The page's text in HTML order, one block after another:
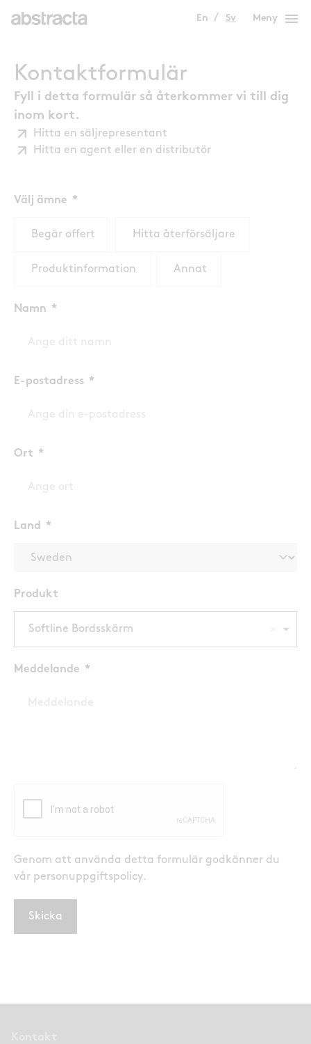
En Sv Meny menu
Kontaktformulär
Fyll i detta formulär så återkommer vi till dig
inom kort.
Hitta en säljrepresentant
Hitta en agent eller en distributör
Välj ämne
Begär offert Hitta återförsäljare
Produktinformation Annat
Namn
E-postadress
Ort
Land
Produkt
Softline Bordsskärm
Meddelande
Genom att använda detta formulär godkänner du
vår personuppgiftspolicy.
Skicka